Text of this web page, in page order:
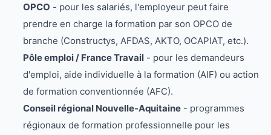
OPCO - pour les salariés, l'employeur peut faire
prendre en charge la formation par son OPCO de
branche (Constructys, AFDAS, AKTO, OCAPIAT, etc.).
Pôle emploi / France Travail- pour les demandeurs
d'emploi, aide individuelle à la formation (AIF) ou action
de formation conventionnée (AFC).
Conseil régional Nouvelle-Aquitaine- programmes
régionaux de formation professionnelle pour les